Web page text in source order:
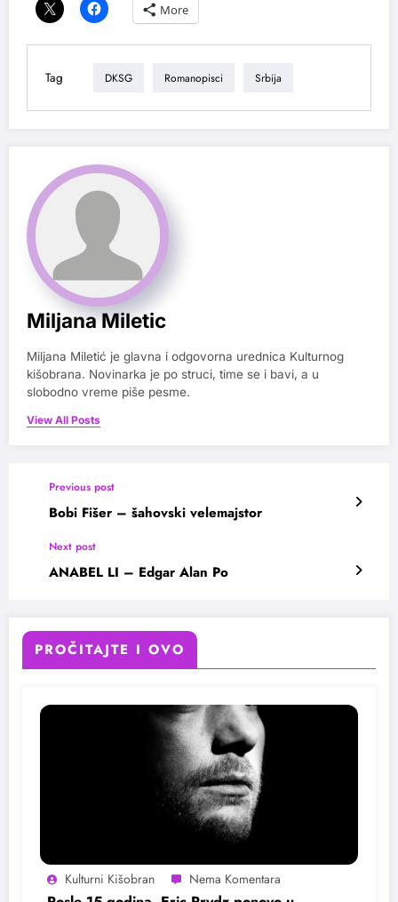
More
Tag DKSG Romanopisci Srbija
Miljana Miletic
Miljana Miletić je glavna i odgovorna urednica Kulturnog
kišobrana. Novinarka je po struci, time se i bavi, a u
slobodno vreme piše pesme.
View All Posts
Previous post
Bobi Fišer – šahovski velemajstor
Next post
ANABEL LI – Edgar Alan Po
PROČITAJTE I OVO
Kulturni Kišobran